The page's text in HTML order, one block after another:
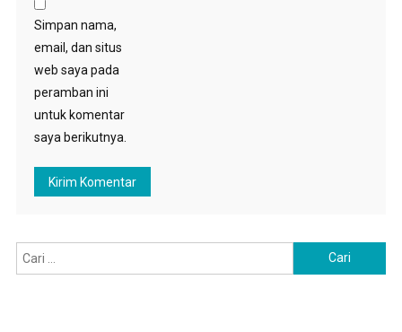
Simpan nama,
email, dan situs
web saya pada
peramban ini
untuk komentar
saya berikutnya.
untuk: